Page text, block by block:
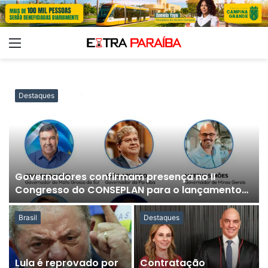
Destaques
Governadores confirmam presença no II
Congresso do CONSEPLAN para o lançamento
do Ranking de Competitividade 2026
Brasil
Lula é reprovado por
Destaques
Contratação